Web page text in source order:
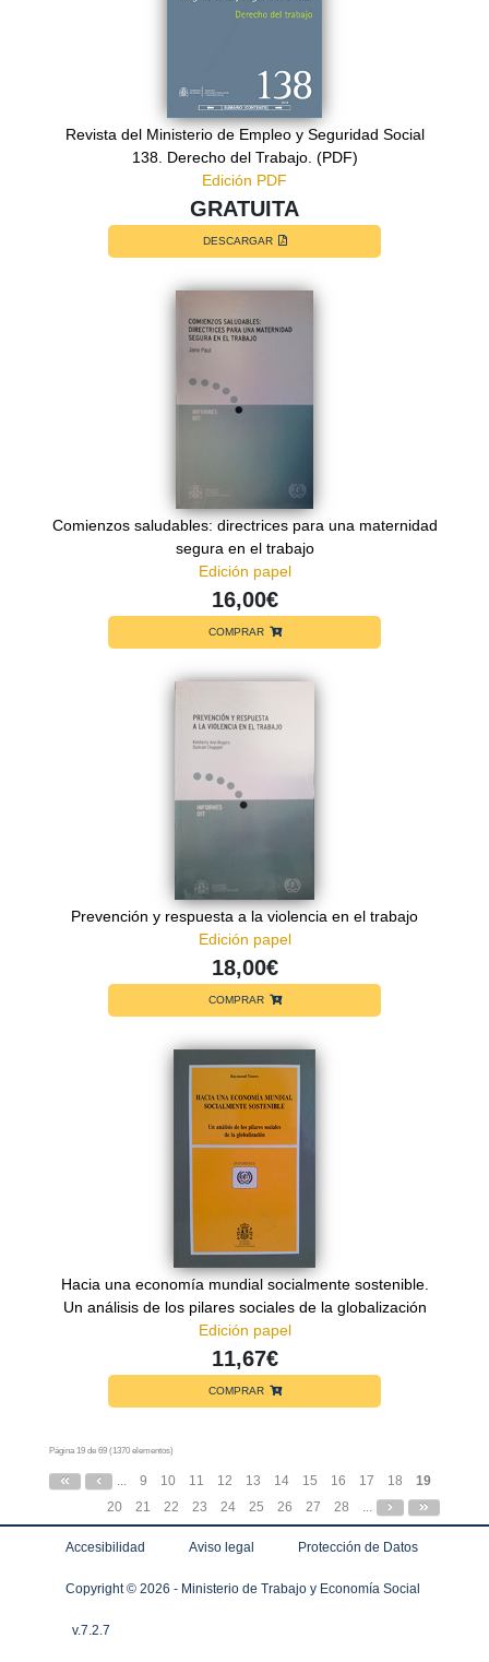
Revista del Ministerio de Empleo y Seguridad Social
138. Derecho del Trabajo. (PDF)
Edición PDF
GRATUITA
DESCARGAR
Comienzos saludables: directrices para una maternidad
segura en el trabajo
Edición papel
16,00€
COMPRAR
Prevención y respuesta a la violencia en el trabajo
Edición papel
18,00€
COMPRAR
Hacia una economía mundial socialmente sostenible.
Un análisis de los pilares sociales de la globalización
Edición papel
11,67€
COMPRAR
Página 19 de 69 (1370 elementos)
9 10 11 12 13 14 15 16 17 18
19
20
21 22 23 24 25 26 27 28
Accesibilidad Aviso legal Protección de Datos
Copyright © 2026 - Ministerio de Trabajo y Economía Social
v.7.2.7